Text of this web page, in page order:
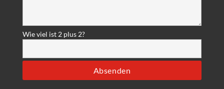
Wie viel ist 2 plus 2?